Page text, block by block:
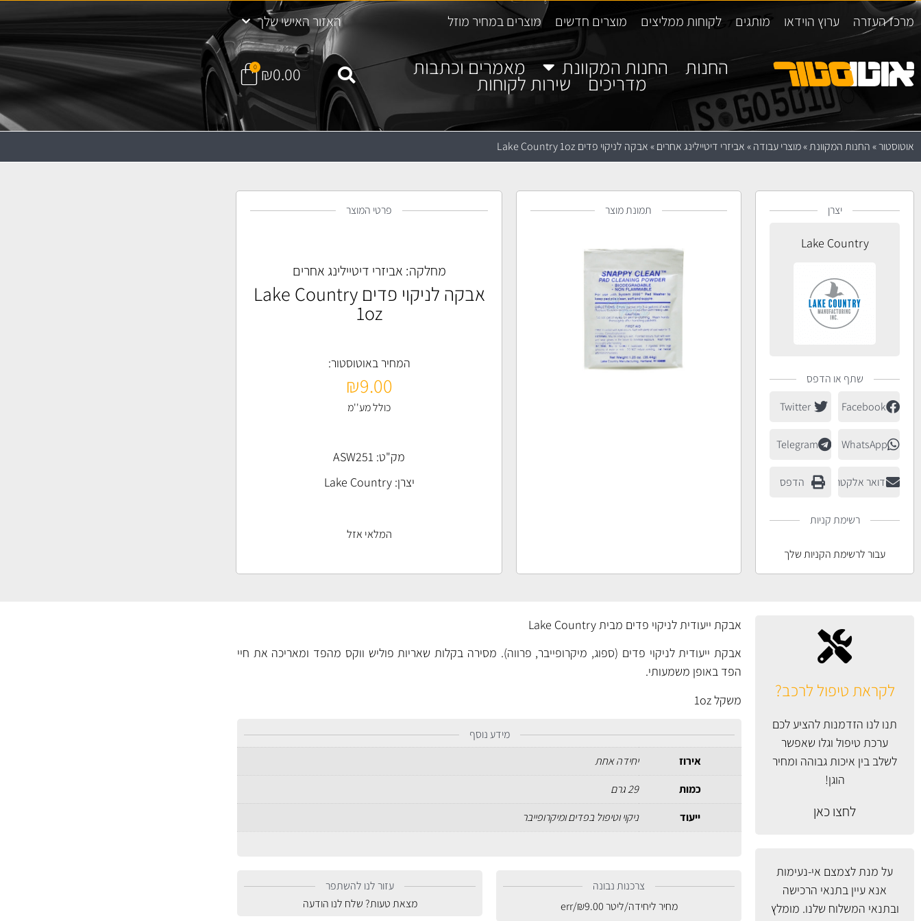
מרכז העזרה ערוץ הוידאו מותגים לקוחות ממליצים מוצרים חדשים מוצרים במחיר מוזל האזור האישי שלך
החנות החנות המקוונת מאמרים וכתבות
מדריכים שירות לקוחות ₪0.00
0
אוטוסטור»החנות המקוונת»מוצרי עבודה»אביזרי דיטיילינג אחרים»אבקה לניקוי פדים Lake Country 1oz
יצרן
Lake Country
שתף או הדפס
Facebook
Twitter
WhatsApp
Telegram
דואר אלקטרוני הדפס
רשימת קניות
עבור לרשימת הקניות שלך
תמונת מוצר פרטי המוצר
מחלקה: אביזרי דיטיילינג אחרים
אבקה לניקוי פדים Lake Country
1oz
המחיר באוטוסטור:
₪9.00
כולל מע''מ
מק"ט: ASW251
יצרן:Lake Country
המלאי אזל
לקראת טיפול לרכב?
תנו לנו הזדמנות להציע לכם
ערכת טיפול וגלו שאפשר
לשלב בין איכות גבוהה ומחיר
הוגן!
לחצו כאן
על מנת לצמצם אי-נעימות
אנא עיין בתנאי הרכישה
ובתנאי המשלוח שלנו. מומלץ
אבקת ייעודית לניקוי פדים מבית Lake Country
אבקת ייעודית לניקוי פדים (ספוג, מיקרופייבר, פרווה). מסירה בקלות שאריות פוליש ווקס מהפד ומאריכה את חיי
הפד באופן משמעותי.
משקל 1oz
מידע נוסף
אירוז
יחידה אחת
כמות
29 גרם
ייעוד
ניקוי וטיפול בפדים ומיקרופייבר
צרכנות נבונה
מחיר ליחידה/ליטר
₪9.00
/err
עזור לנו להשתפר
מצאת טעות? שלח לנו הודעה